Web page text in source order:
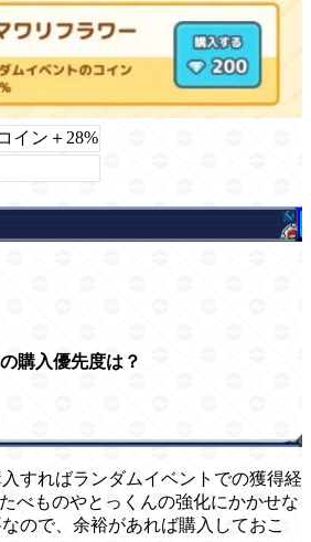
イン＋28%
購入優先度は？
すればランダムイベントでの獲得経
べものやとっくんの強化にかかせな
ので、余裕があれば購入しておこ